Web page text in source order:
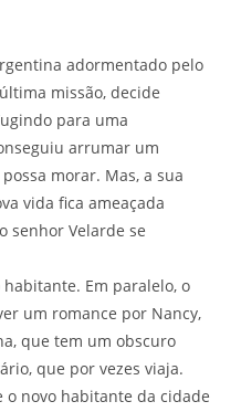
adormentado pelo
missão, decide
para uma
arrumar um
morar. Mas, a sua
vida fica ameaçada
senhor Velarde se
Em paralelo, o
um romance por Nancy,
que tem um obscuro
que por vezes viaja.
o novo habitante da cidade